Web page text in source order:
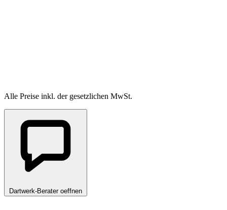
Alle Preise inkl. der gesetzlichen MwSt.
Dartwerk-Berater oeffnen